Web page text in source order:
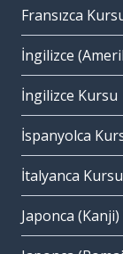
Fransızca
İngilizce
İngilizce Kursu
İspanyolca
İtalyanca Kursu
Japonca